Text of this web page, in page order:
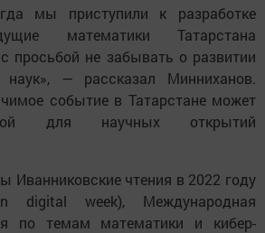
мы приступили к разработке
математики Татарстана
просьбой не забывать о развитии
наук», — рассказал Минниханов.
событие в Татарстане может
для научных открытий
Иванниковские чтения в 2022 году
digital week), Международная
по темам математики и кибер-